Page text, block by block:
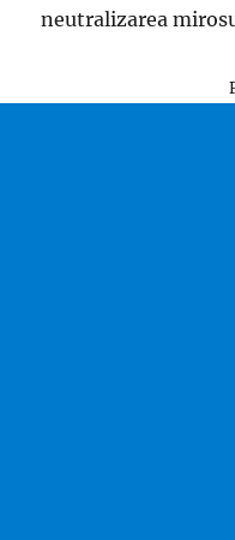
neutralizarea